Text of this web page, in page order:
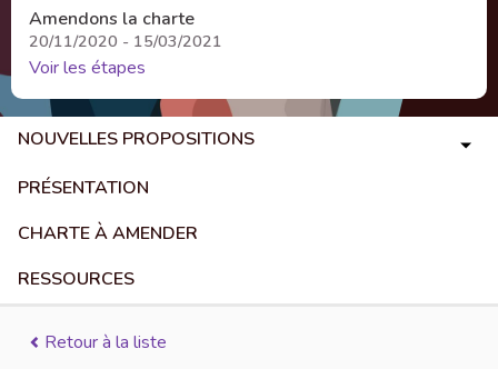
Amendons la charte
20/11/2020 - 15/03/2021
Voir les étapes
NOUVELLES PROPOSITIONS
PRÉSENTATION
CHARTE À AMENDER
RESSOURCES
Retour à la liste